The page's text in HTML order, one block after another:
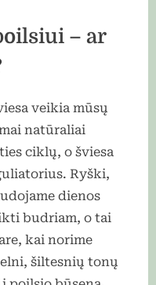
– ar
veikia mūsų
natūraliai
ciklų, o šviesa
Ryški,
dienos
budriam, o tai
kai norime
šiltesnių tonų